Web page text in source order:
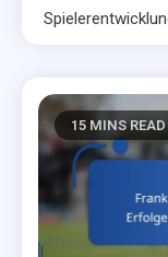
15 MINS READ